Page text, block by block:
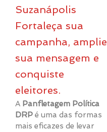
Suzanápolis
Fortaleça sua
campanha, amplie
sua mensagem e
conquiste
eleitores.
A Panfletagem Política
DRP é uma das formas
mais eficazes de levar